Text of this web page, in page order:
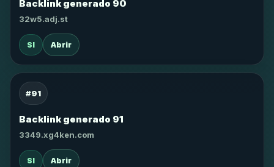
Backlink generado 90
32w5.adj.st
SI Abrir
#91
Backlink generado 91
3349.xg4ken.com
SI Abrir